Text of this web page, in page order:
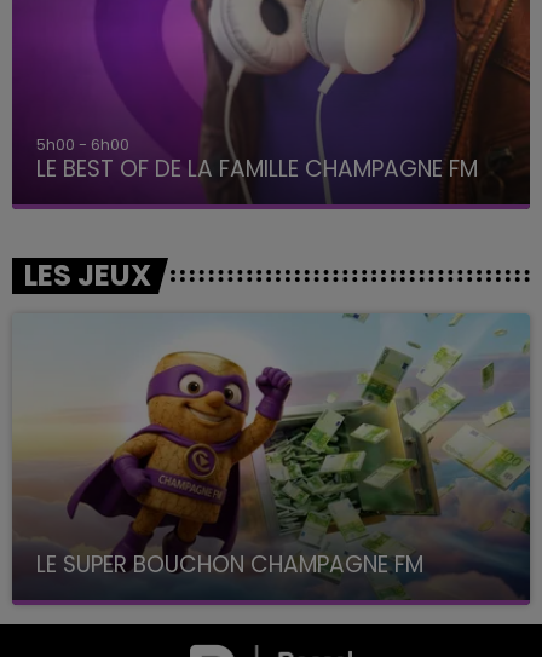
5h00 - 6h00
LE BEST OF DE LA FAMILLE CHAMPAGNE FM
LES JEUX
LE SUPER BOUCHON CHAMPAGNE FM
avec La Famille Champagne FM, à 8H10